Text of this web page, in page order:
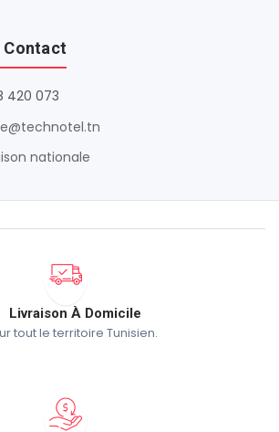
Contact
420 073
nationale
Livraison À Domicile
tout le territoire Tunisien.